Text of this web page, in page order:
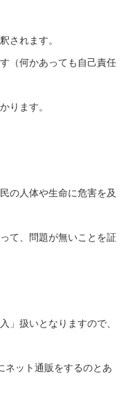
されます。
（何かあっても自己責任
ります。
の人体や生命に危害を及
て、問題が無いことを証
」扱いとなりますので、
ネット通販をするのとあ